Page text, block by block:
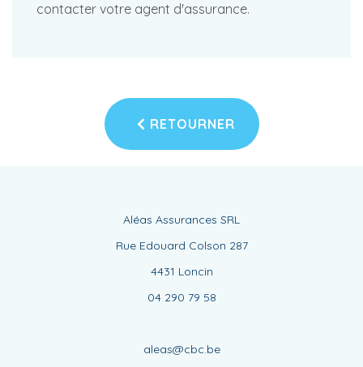
contacter votre agent d'assurance.
RETOURNER
Aléas Assurances SRL
Rue Edouard Colson 287
4431 Loncin
04 290 79 58
aleas@cbc.be